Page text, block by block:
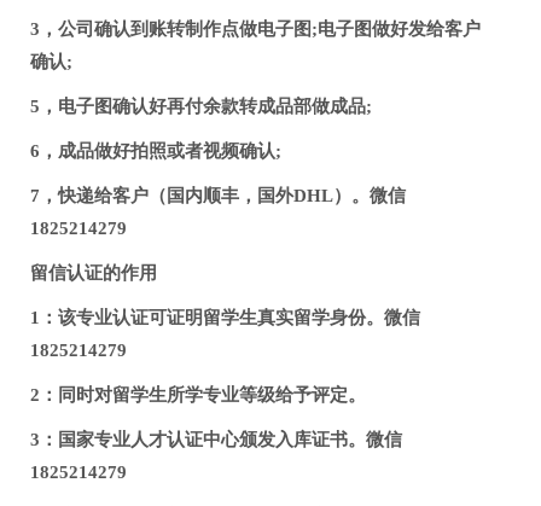
3，公司确认到账转制作点做电子图;电子图做好发给客户
确认;
5，电子图确认好再付余款转成品部做成品;
6，成品做好拍照或者视频确认;
7，快递给客户（国内顺丰，国外DHL）。微信
1825214279
留信认证的作用
1：该专业认证可证明留学生真实留学身份。微信
1825214279
2：同时对留学生所学专业等级给予评定。
3：国家专业人才认证中心颁发入库证书。微信
1825214279